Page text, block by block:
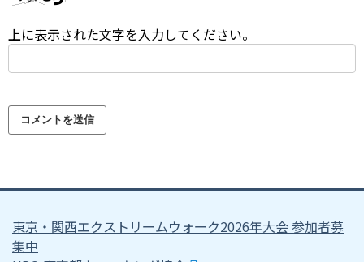
上に表示された文字を入力してください。
東京・関西エクストリームウォーク2026年大会 参加者募
集中